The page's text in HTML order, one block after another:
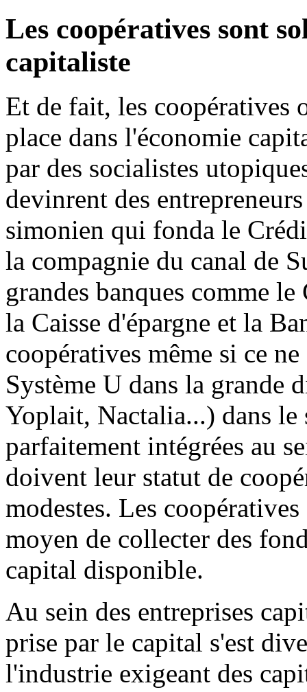
Les coopératives sont
capitaliste
Et de fait, les coopératives
place dans l'économie
par des socialistes
devinrent des
simonien qui fonda le
la compagnie du canal de
grandes banques comme
la Caisse d'épargne et la
coopératives même si ce
Système U dans la grande
Yoplait, Nactalia...) dans le
parfaitement intégrées au
doivent leur statut de
modestes. Les
moyen de collecter des
capital disponible.
Au sein des entreprises
prise par le capital s'est
l'industrie exigeant des